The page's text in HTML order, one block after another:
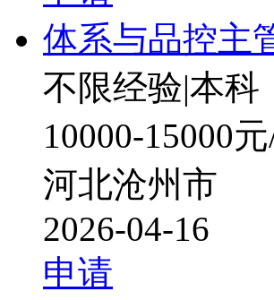
体系与品控主
不限经验|本科
10000-15000元
河北沧州市
2026-04-16
申请